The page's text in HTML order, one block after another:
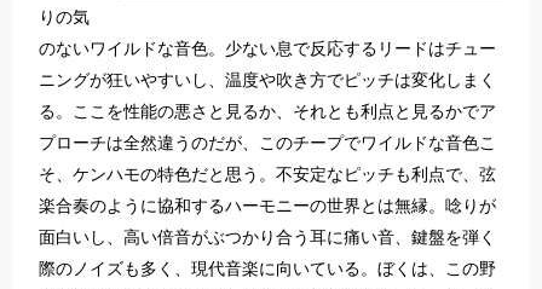
りの気
のないワイルドな音色。少ない息で反応するリードはチュー
ニングが狂いやすいし、温度や吹き方でピッチは変化しまく
る。ここを性能の悪さと見るか、それとも利点と見るかでア
プローチは全然違うのだが、このチープでワイルドな音色こ
そ、ケンハモの特色だと思う。不安定なピッチも利点で、弦
楽合奏のように協和するハーモニーの世界とは無縁。唸りが
面白いし、高い倍音がぶつかり合う耳に痛い音、鍵盤を弾く
際のノイズも多く、現代音楽に向いている。ぼくは、この野